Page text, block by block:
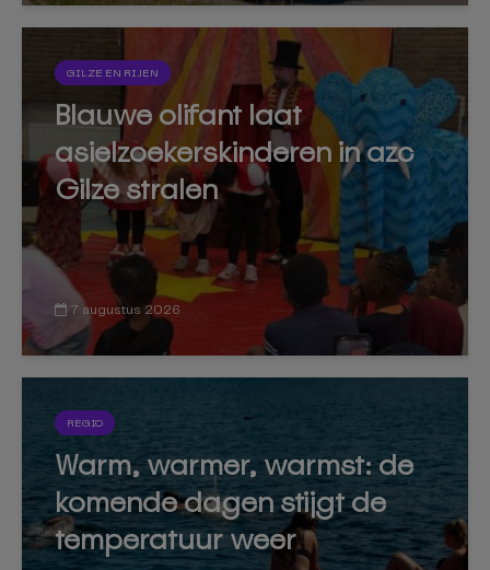
GILZE EN RIJEN
Blauwe olifant laat
asielzoekerskinderen in azc
Gilze stralen
7 augustus 2026
REGIO
Warm, warmer, warmst: de
komende dagen stijgt de
temperatuur weer